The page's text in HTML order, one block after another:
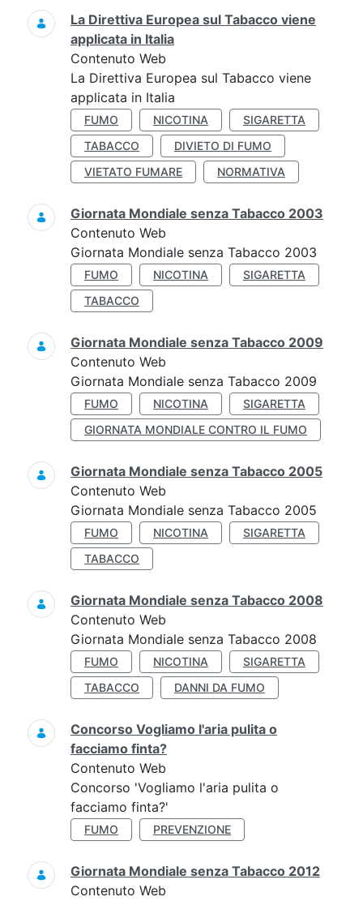
La Direttiva Europea sul Tabacco viene
applicata in Italia
Contenuto Web
La Direttiva Europea sul Tabacco viene
applicata in Italia
FUMO NICOTINA
SIGARETTA
TABACCO
DIVIETO DI FUMO
VIETATO FUMARE
NORMATIVA
Giornata Mondiale senza Tabacco 2003
Contenuto Web
Giornata Mondiale senza Tabacco 2003
FUMO NICOTINA
SIGARETTA
TABACCO
Giornata Mondiale senza Tabacco 2009
Contenuto Web
Giornata Mondiale senza Tabacco 2009
FUMO NICOTINA
SIGARETTA
GIORNATA MONDIALE CONTRO IL FUMO
Giornata Mondiale senza Tabacco 2005
Contenuto Web
Giornata Mondiale senza Tabacco 2005
FUMO NICOTINA
SIGARETTA
TABACCO
Giornata Mondiale senza Tabacco 2008
Contenuto Web
Giornata Mondiale senza Tabacco 2008
FUMO NICOTINA
SIGARETTA
TABACCO
DANNI DA FUMO
Concorso Vogliamo l'aria pulita o
facciamo finta?
Contenuto Web
Concorso 'Vogliamo l'aria pulita o
facciamo finta?'
FUMO PREVENZIONE
Giornata Mondiale senza Tabacco 2012
Contenuto Web